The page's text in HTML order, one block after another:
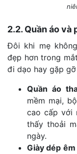
2.2. Quần áo và
Đôi khi mẹ
đẹp hơn trong
đi dạo hay gặp
Quần áo
mềm mại,
cao cấp với
thấy thoải
ngày.
Giày dép êm